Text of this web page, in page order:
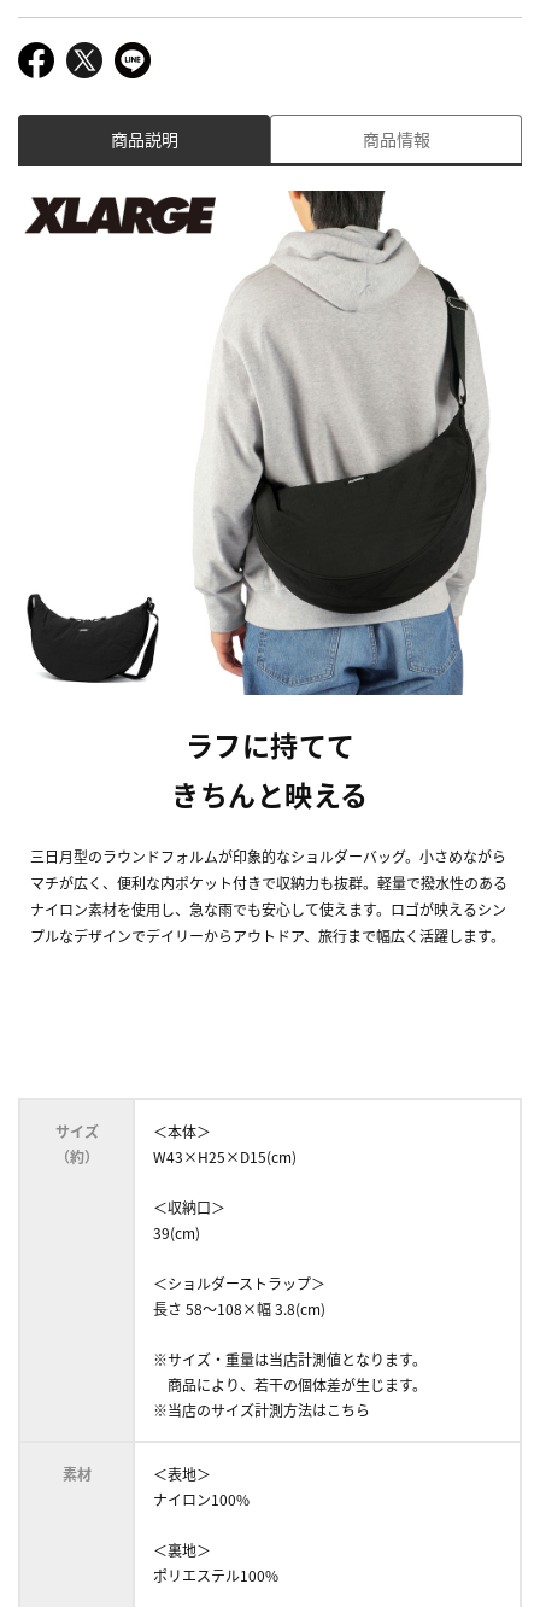
商品説明 商品情報
ラフに持てて
きちんと映える
三日月型のラウンドフォルムが印象的なショルダーバッグ。小さめながら
マチが広く、便利な内ポケット付きで収納力も抜群。軽量で撥水性のある
ナイロン素材を使用し、急な雨でも安心して使えます。ロゴが映えるシン
プルなデザインでデイリーからアウトドア、旅行まで幅広く活躍します。
サイズ
（約）
＜本体＞
W43×H25×D15(cm)
＜収納口＞
39(cm)
＜ショルダーストラップ＞
長さ 58～108×幅 3.8(cm)
※サイズ・重量は当店計測値となります。
商品により、若干の個体差が生じます。
※当店のサイズ計測方法はこちら
素材
＜表地＞
ナイロン100%
＜裏地＞
ポリエステル100%